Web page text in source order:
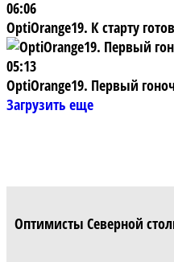
06:06
OptiOrange19. К старту
05:13
OptiOrange19. Первый
Загрузить еще
Оптимисты Северной